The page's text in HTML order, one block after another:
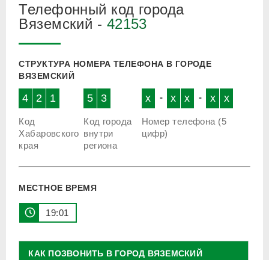
Телефонный код города
Вяземский - 42153
СТРУКТУРА НОМЕРА ТЕЛЕФОНА В ГОРОДЕ
ВЯЗЕМСКИЙ
4 2 1
Код
Хабаровского
края
5 3
Код города
внутри
региона
x - x x - x x
Номер телефона (5
цифр)
МЕСТНОЕ ВРЕМЯ
19:01
КАК ПОЗВОНИТЬ В ГОРОД ВЯЗЕМСКИЙ